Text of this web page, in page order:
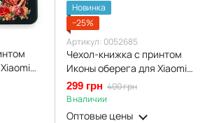
поко
Новинка
−25%
Артикул: 0052685
Чехол-книжка с принтом
Иконы оберега для Xiaomi
Poco X5 Pro 5G с подставкой
на сяоми поко х5 про 5г
бордовая gd1
299 грн 400 грн
В наличии
Оптовые цены